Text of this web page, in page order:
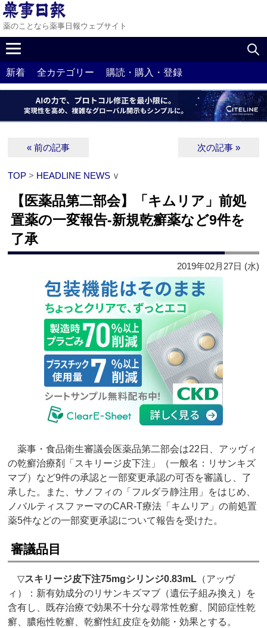
薬のことなら薬事日報ウェブサイト
新着 全カテゴリー 購読・購入・登録
« 前の記事 次の記事 »
TOP > HEADLINE NEWS ∨
【医薬品第二部会】「キムリア」前処
置薬の一変報告‐新規乾癬薬など9件を
了承
2019年02月27日 (水)
薬事・食品衛生審議会医薬品第二部会は22日、アッヴィ
の乾癬治療剤「スキリージ皮下注」（一般名：リサンキズ
マブ）など9件の承認と一部変更承認の可否を審議し、了
承した。また、サノフィの「フルダラ静注用」をはじめ、
ノバルティスファーマのCAR-T療法「キムリア」の前処置
薬5件などの一部変更承認について報告を受けた。
審議品目
▽スキリージ皮下注75mgシリンジ0.83mL （アッヴ
ィ）：新有効成分のリサンキズマブ（遺伝子組み換え）を
含有し、既存治療で効果不十分な尋常性乾癬、関節症性乾
癬、膿疱性乾癬、乾癬性紅皮症を効能・効果とする。